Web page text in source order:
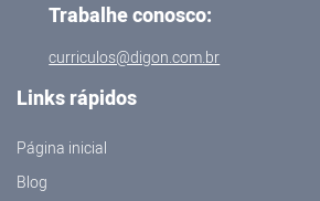
Trabalhe conosco:
curriculos@digon.com.br
Links rápidos
Página inicial
Blog